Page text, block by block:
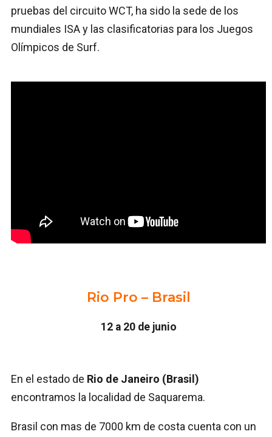
pruebas del circuito WCT, ha sido la sede de los
mundiales ISA y las clasificatorias para los Juegos
Olímpicos de Surf.
Rio Pro – Brasil
12 a 20 de junio
En el estado de Rio de Janeiro (Brasil)
encontramos la localidad de Saquarema.
Brasil con mas de 7000 km de costa cuenta con un